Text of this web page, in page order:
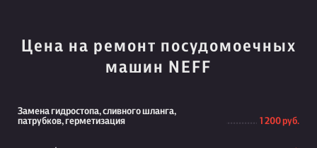
Цена на ремонт посудомоечных
машин NEFF
Замена гидростопа, сливного шланга,
патрубков, герметизация
1 200 руб.